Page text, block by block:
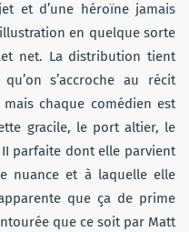
et d’une héroïne jamais
en quelque sorte
net. La distribution tient
s’accroche au récit
chaque comédien est
gracile, le port altier, le
parfaite dont elle parvient
nuance et à laquelle elle
que ça de prime
que ce soit par Matt